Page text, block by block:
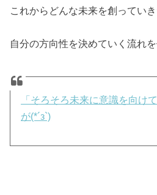
これからどんな未来を創ってい
自分の方向性を決めていく流れを
「そろそろ未来に意識を向け
が(*´з`)